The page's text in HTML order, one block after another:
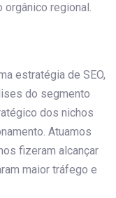
orgânico regional.
estratégia de SEO,
do segmento
dos nichos
Atuamos
fizeram alcançar
maior tráfego e